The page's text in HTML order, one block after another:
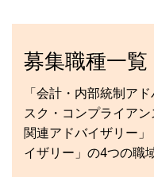
募集職種一覧
「会計・内部統制ア
スク・コンプライア
関連アドバイザリー
イザリー」の4つの職